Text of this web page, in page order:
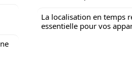
La localisation en temps
essentielle pour vos